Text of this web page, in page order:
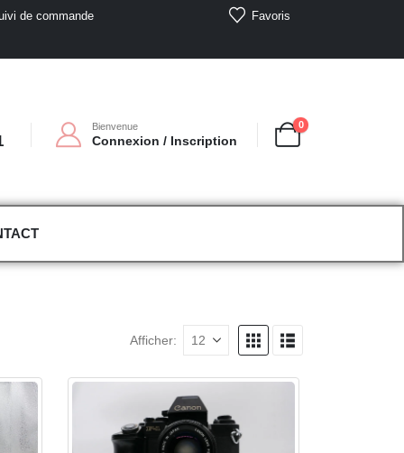
de commande Favoris
Bienvenue
Connexion / Inscription
0
Afficher: